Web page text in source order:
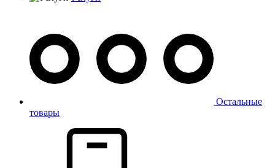
Остальные
товары